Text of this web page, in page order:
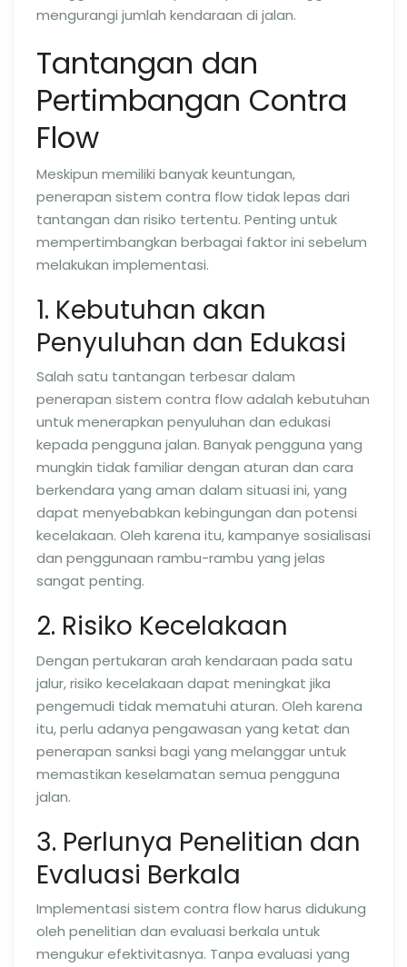
mengurangi jumlah kendaraan di jalan.
Tantangan dan
Pertimbangan Contra
Flow
Meskipun memiliki banyak keuntungan,
penerapan sistem contra flow tidak lepas dari
tantangan dan risiko tertentu. Penting untuk
mempertimbangkan berbagai faktor ini sebelum
melakukan implementasi.
1. Kebutuhan akan
Penyuluhan dan Edukasi
Salah satu tantangan terbesar dalam
penerapan sistem contra flow adalah kebutuhan
untuk menerapkan penyuluhan dan edukasi
kepada pengguna jalan. Banyak pengguna yang
mungkin tidak familiar dengan aturan dan cara
berkendara yang aman dalam situasi ini, yang
dapat menyebabkan kebingungan dan potensi
kecelakaan. Oleh karena itu, kampanye sosialisasi
dan penggunaan rambu-rambu yang jelas
sangat penting.
2. Risiko Kecelakaan
Dengan pertukaran arah kendaraan pada satu
jalur, risiko kecelakaan dapat meningkat jika
pengemudi tidak mematuhi aturan. Oleh karena
itu, perlu adanya pengawasan yang ketat dan
penerapan sanksi bagi yang melanggar untuk
memastikan keselamatan semua pengguna
jalan.
3. Perlunya Penelitian dan
Evaluasi Berkala
Implementasi sistem contra flow harus didukung
oleh penelitian dan evaluasi berkala untuk
mengukur efektivitasnya. Tanpa evaluasi yang